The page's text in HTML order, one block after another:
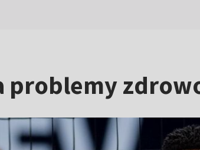
problemy